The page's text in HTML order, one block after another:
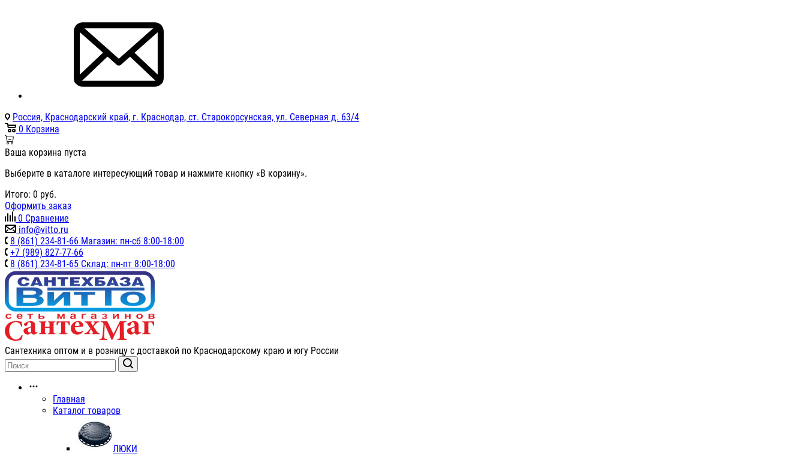
Россия, Краснодарский край, г. Краснодар, ст. Старокорсунская, ул. Северная д. 63/4
0 Корзина
Ваша корзина пуста
Выберите в каталоге интересующий товар и нажмите кнопку «В корзину».
Итого: 0 руб.
Оформить заказ
0 Сравнение
info@vitto.ru
8 (861) 234-81-66 Магазин: пн-сб 8:00-18:00
+7 (989) 827-77-66
8 (861) 234-81-65 Склад: пн-пт 8:00-18:00
Сантехника оптом и в розницу с доставкой по Краснодарскому краю и югу России
Главная
Каталог товаров
ЛЮКИ